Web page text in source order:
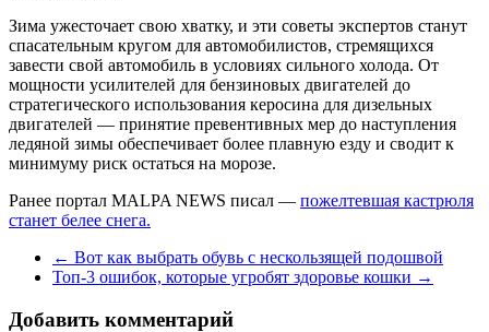
Зима ужесточает свою хватку, и эти советы экспертов станут
спасательным кругом для автомобилистов, стремящихся
завести свой автомобиль в условиях сильного холода. От
мощности усилителей для бензиновых двигателей до
стратегического использования керосина для дизельных
двигателей — принятие превентивных мер до наступления
ледяной зимы обеспечивает более плавную езду и сводит к
минимуму риск остаться на морозе.
Ранее портал MALPA NEWS писал — пожелтевшая кастрюля
станет белее снега.
← Вот как выбрать обувь с нескользящей подошвой
Топ-3 ошибок, которые угробят здоровье кошки →
Добавить комментарий